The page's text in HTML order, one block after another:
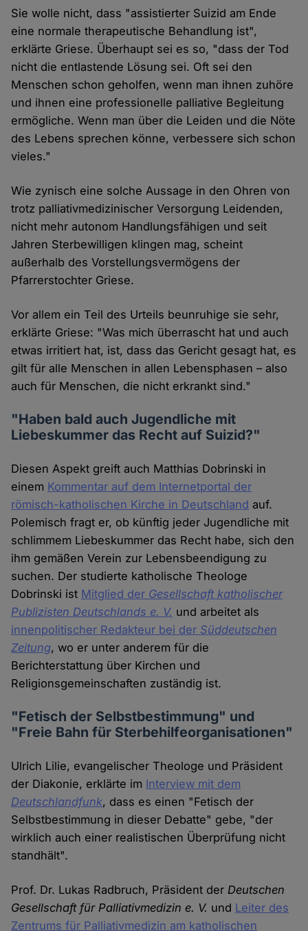
Sie wolle nicht, dass "assistierter Suizid am Ende
eine normale therapeutische Behandlung ist",
erklärte Griese. Überhaupt sei es so, "dass der Tod
nicht die entlastende Lösung sei. Oft sei den
Menschen schon geholfen, wenn man ihnen zuhöre
und ihnen eine professionelle palliative Begleitung
ermögliche. Wenn man über die Leiden und die Nöte
des Lebens sprechen könne, verbessere sich schon
vieles."
Wie zynisch eine solche Aussage in den Ohren von
trotz palliativmedizinischer Versorgung Leidenden,
nicht mehr autonom Handlungsfähigen und seit
Jahren Sterbewilligen klingen mag, scheint
außerhalb des Vorstellungsvermögens der
Pfarrerstochter Griese.
Vor allem ein Teil des Urteils beunruhige sie sehr,
erklärte Griese: "Was mich überrascht hat und auch
etwas irritiert hat, ist, dass das Gericht gesagt hat, es
gilt für alle Menschen in allen Lebensphasen – also
auch für Menschen, die nicht erkrankt sind."
"Haben bald auch Jugendliche mit
Liebeskummer das Recht auf Suizid?"
Diesen Aspekt greift auch Matthias Dobrinski in
einem Kommentar auf dem Internetportal der
römisch-katholischen Kirche in Deutschland auf.
Polemisch fragt er, ob künftig jeder Jugendliche mit
schlimmem Liebeskummer das Recht habe, sich den
ihm gemäßen Verein zur Lebensbeendigung zu
suchen. Der studierte katholische Theologe
Dobrinski ist Mitglied der Gesellschaft katholischer
Publizisten Deutschlands e. V. und arbeitet als
innenpolitischer Redakteur bei der Süddeutschen
Zeitung, wo er unter anderem für die
Berichterstattung über Kirchen und
Religionsgemeinschaften zuständig ist.
"Fetisch der Selbstbestimmung" und
"Freie Bahn für Sterbehilfeorganisationen"
Ulrich Lilie, evangelischer Theologe und Präsident
der Diakonie, erklärte im Interview mit dem
Deutschlandfunk, dass es einen "Fetisch der
Selbstbestimmung in dieser Debatte" gebe, "der
wirklich auch einer realistischen Überprüfung nicht
standhält".
Prof. Dr. Lukas Radbruch, Präsident derDeutschen
Gesellschaft für Palliativmedizin e. V. und Leiter des
Zentrums für Palliativmedizin am katholischen